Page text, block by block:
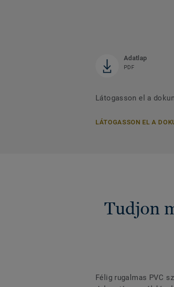
Adatlap
PDF
Látogasson el a
LÁTOGASSON EL A
Tudjon
Félig rugalmas PVC